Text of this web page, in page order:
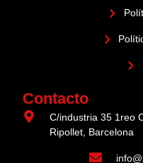
Contacto
C/industria 35 1reo
Ripollet, Barcelona